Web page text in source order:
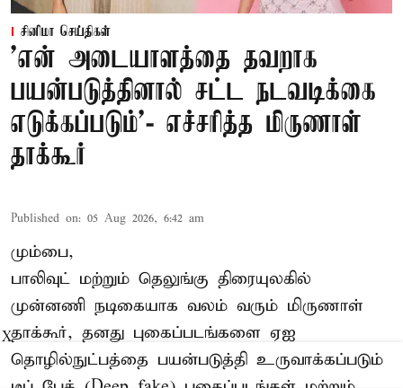
சினிமா செய்திகள்
'என் அடையாளத்தை தவறாக
பயன்படுத்தினால் சட்ட நடவடிக்கை
எடுக்கப்படும்'- எச்சரித்த மிருணாள்
தாக்கூர்
Published on: 05 Aug 2026, 6:42 am
மும்பை,
பாலிவுட் மற்றும் தெலுங்கு திரையுலகில்
முன்னணி நடிகையாக வலம் வரும் மிருணாள்
தாக்கூர், தனது புகைப்படங்களை ஏஐ
தொழில்நுட்பத்தை பயன்படுத்தி உருவாக்கப்படும்
X